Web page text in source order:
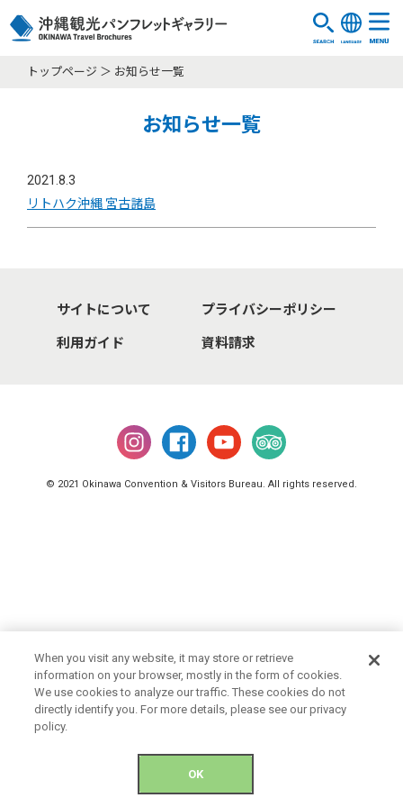
トップページ お知らせ一覧
お知らせ一覧
2021.8.3
リトハク沖縄 宮古諸島
サイトについて プライバシーポリシー
利用ガイド 資料請求
© 2021 Okinawa Convention & Visitors Bureau. All rights reserved.
When you visit any website, it may store or retrieve
information on your browser, mostly in the form of cookies.
We use cookies to analyze our traffic. These cookies do not
directly identify you. For more details, please see our privacy
policy.
OK